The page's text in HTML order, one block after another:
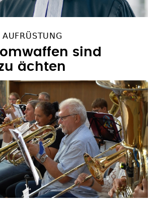
sind
ächten